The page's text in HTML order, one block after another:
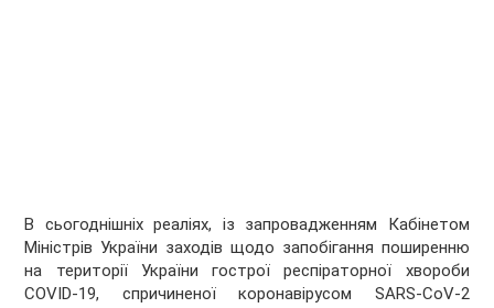
В сьогоднішніх реаліях, із запровадженням Кабінетом
Міністрів України заходів щодо запобігання поширенню
на території України гострої респіраторної хвороби
COVID-19, спричиненої коронавірусом SARS-CoV-2